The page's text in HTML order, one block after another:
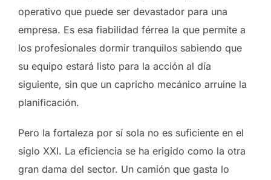
operativo que puede ser devastador para una
empresa. Es esa fiabilidad férrea la que permite a
los profesionales dormir tranquilos sabiendo que
su equipo estará listo para la acción al día
siguiente, sin que un capricho mecánico arruine la
planificación.
Pero la fortaleza por sí sola no es suficiente en el
siglo XXI. La eficiencia se ha erigido como la otra
gran dama del sector. Un camión que gasta lo